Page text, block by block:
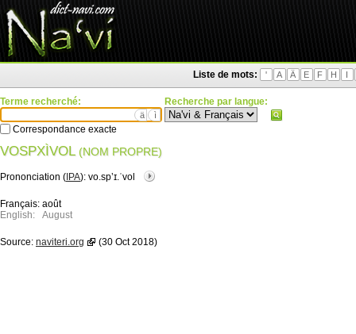
Liste de mots: ' A Ä E F H I
Terme recherché:
ä ì
Correspondance exacte
Recherche par langue:
VOSPXÌVOL (NOM PROPRE)
Prononciation ( IPA): vo.spʼɪ.ˈvol
Français: août
English:
August
Source: naviteri.org (30 Oct 2018)